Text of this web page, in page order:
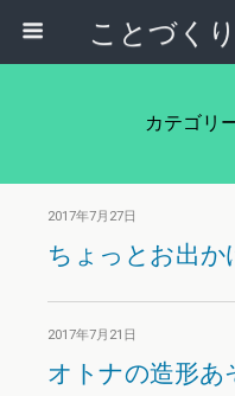
ことづく
カテゴリ
2017年7月27日
ちょっとお出か
2017年7月21日
オトナの造形あ